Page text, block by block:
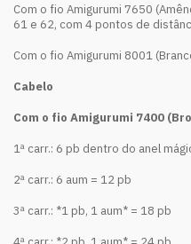
Com o fio Amigurumi 7650
61 e 62, com 4 pontos de
Com o fio Amigurumi 8001
Cabelo
Com o fio Amigurumi 7400
1ª carr.: 6 pb dentro do anel
2ª carr.: 6 aum = 12 pb
3ª carr.: *1 pb, 1 aum* = 18 pb